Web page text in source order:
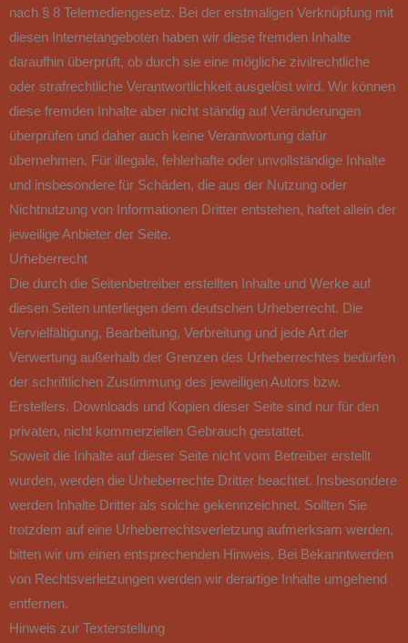
nach § 8 Telemediengesetz. Bei der erstmaligen Verknüpfung mit
diesen Internetangeboten haben wir diese fremden Inhalte
daraufhin überprüft, ob durch sie eine mögliche zivilrechtliche
oder strafrechtliche Verantwortlichkeit ausgelöst wird. Wir können
diese fremden Inhalte aber nicht ständig auf Veränderungen
überprüfen und daher auch keine Verantwortung dafür
übernehmen. Für illegale, fehlerhafte oder unvollständige Inhalte
und insbesondere für Schäden, die aus der Nutzung oder
Nichtnutzung von Informationen Dritter entstehen, haftet allein der
jeweilige Anbieter der Seite.
Urheberrecht
Die durch die Seitenbetreiber erstellten Inhalte und Werke auf
diesen Seiten unterliegen dem deutschen Urheberrecht. Die
Vervielfältigung, Bearbeitung, Verbreitung und jede Art der
Verwertung außerhalb der Grenzen des Urheberrechtes bedürfen
der schriftlichen Zustimmung des jeweiligen Autors bzw.
Erstellers. Downloads und Kopien dieser Seite sind nur für den
privaten, nicht kommerziellen Gebrauch gestattet.
Soweit die Inhalte auf dieser Seite nicht vom Betreiber erstellt
wurden, werden die Urheberrechte Dritter beachtet. Insbesondere
werden Inhalte Dritter als solche gekennzeichnet. Sollten Sie
trotzdem auf eine Urheberrechtsverletzung aufmerksam werden,
bitten wir um einen entsprechenden Hinweis. Bei Bekanntwerden
von Rechtsverletzungen werden wir derartige Inhalte umgehend
entfernen.
Hinweis zur Texterstellung